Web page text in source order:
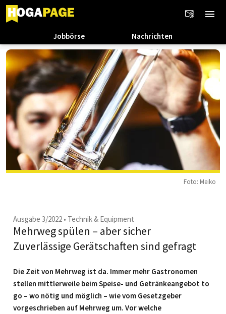
Jobbörse Nachrichten
Foto: Meiko
Ausgabe 3/2022 • Technik & Equipment
Mehrweg spülen – aber sicher
Zuverlässige Gerätschaften sind gefragt
Die Zeit von Mehrweg ist da. Immer mehr Gastronomen
stellen mittlerweile beim Speise- und Getränkeangebot to
go – wo nötig und möglich – wie vom Gesetzgeber
vorgeschrieben auf Mehrweg um. Vor welche